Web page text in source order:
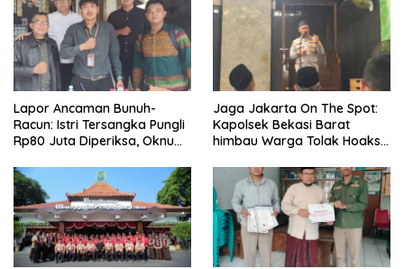
Lapor Ancaman Bunuh-
Racun: Istri Tersangka Pungli
Rp80 Juta Diperiksa, Oknum
Disdagperin
Jaga Jakarta On The Spot:
Kapolsek Bekasi Barat
himbau Warga Tolak Hoaks
Sholat Jumat